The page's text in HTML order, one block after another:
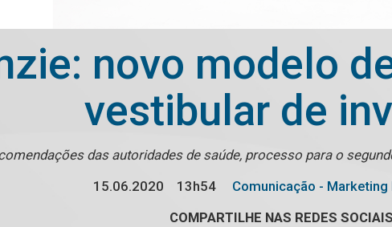
novo modelo
vestibular de
das autoridades de saúde, processo para o
15.06.2020
13h54
Comunicação - Marketing
COMPARTILHE NAS REDES SOCIAIS